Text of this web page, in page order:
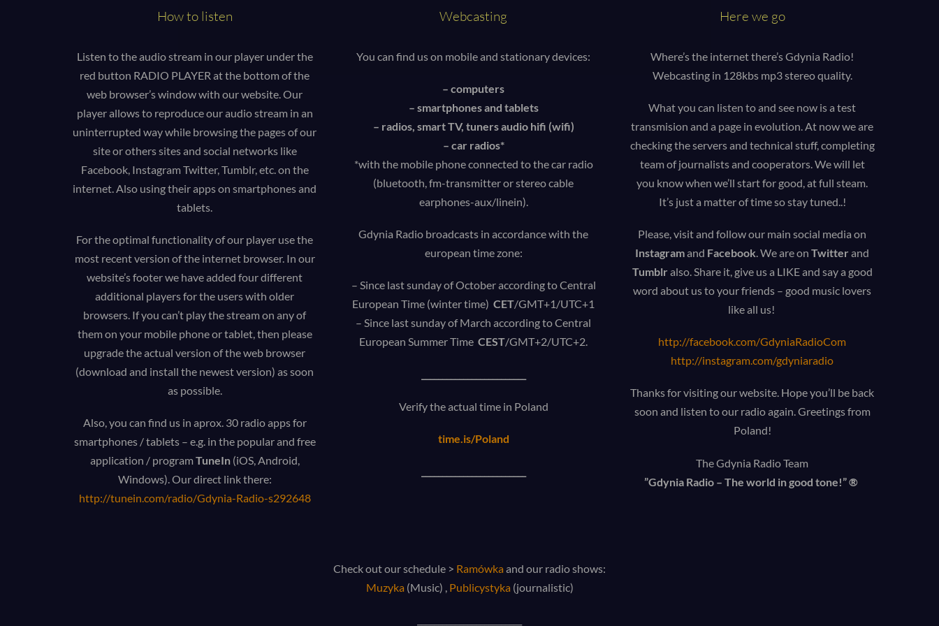
How to listen
Listen to the audio stream in our player under the
red button RADIO PLAYER at the bottom of the
web browser’s window with our website.Our
player allows to reproduce our audio stream in an
uninterrupted way while browsing the pages of our
site or others sites and social networks like
Facebook, Instagram Twitter, Tumblr, etc. on the
internet. Also using their apps on smartphones and
tablets.
For the optimal functionality of our player use the
most recent version of the internet browser. In our
website’s footer we have added four different
additional players for the users with older
browsers. If you can’t play the stream on any of
them on your mobile phone or tablet, then please
upgrade the actual version of the web browser
(download and install the newest version) as soon
as possible.
Also, you can find us in aprox. 30 radio apps for
smartphones / tablets – e.g. in the popular and free
application / program TuneIn(iOS, Android,
Windows). Our direct link there:
http://tunein.com/radio/Gdynia-Radio-s292648
Webcasting
You can find us on mobile and stationary devices:
– computers
– smartphones and tablets
– radios, smart TV, tuners audio hifi (wifi)
– car radios*
*with the mobile phone connected to the car radio
(bluetooth, fm-transmitter or stereo cable
earphones-aux/linein).
Gdynia Radio broadcasts in accordance with the
european time zone:
– Since last sunday of October according to Central
European Time (winter time)CET/GMT+1/UTC+1
– Since last sunday of March according to Central
European Summer TimeCEST/GMT+2/UTC+2.
Verify the actual time in Poland
time.is/Poland
Here we go
Where’s the internet there’s Gdynia Radio!
Webcasting in 128kbs mp3 stereo quality.
What you can listen to and see now is a test
transmision and a page in evolution. At now we are
checking the servers and technical stuff, completing
team of journalists and cooperators. We will let
you know when we’ll start for good, at full steam.
It’s just a matter of time so stay tuned..!
Please, visit and follow our main social media on
Instagramand Facebook. We are onTwitterand
Tumblralso. Share it, give us a LIKE and say a good
word about us to your friends – good music lovers
like all us!
http://facebook.com/GdyniaRadioCom
http://instagram.com/gdyniaradio
Thanks for visiting our website. Hope you’ll be back
soon and listen to our radio again. Greetings from
Poland!
The Gdynia Radio Team
”Gdynia Radio – The world in good tone!” ®
Check out our schedule > Ramówka and our radio shows:
Muzyka (Music) , Publicystyka (journalistic)
wordpress_logged_in_*
wp-settings-*
wp-settings-time-*
_gat_gtag_ua_*
Pokaż szczegóły
perf_*
pressidium_cookie_consent
zcrecover